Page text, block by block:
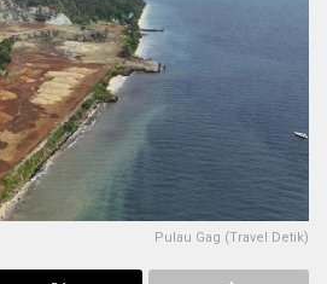
Pulau Gag (Travel Detik)